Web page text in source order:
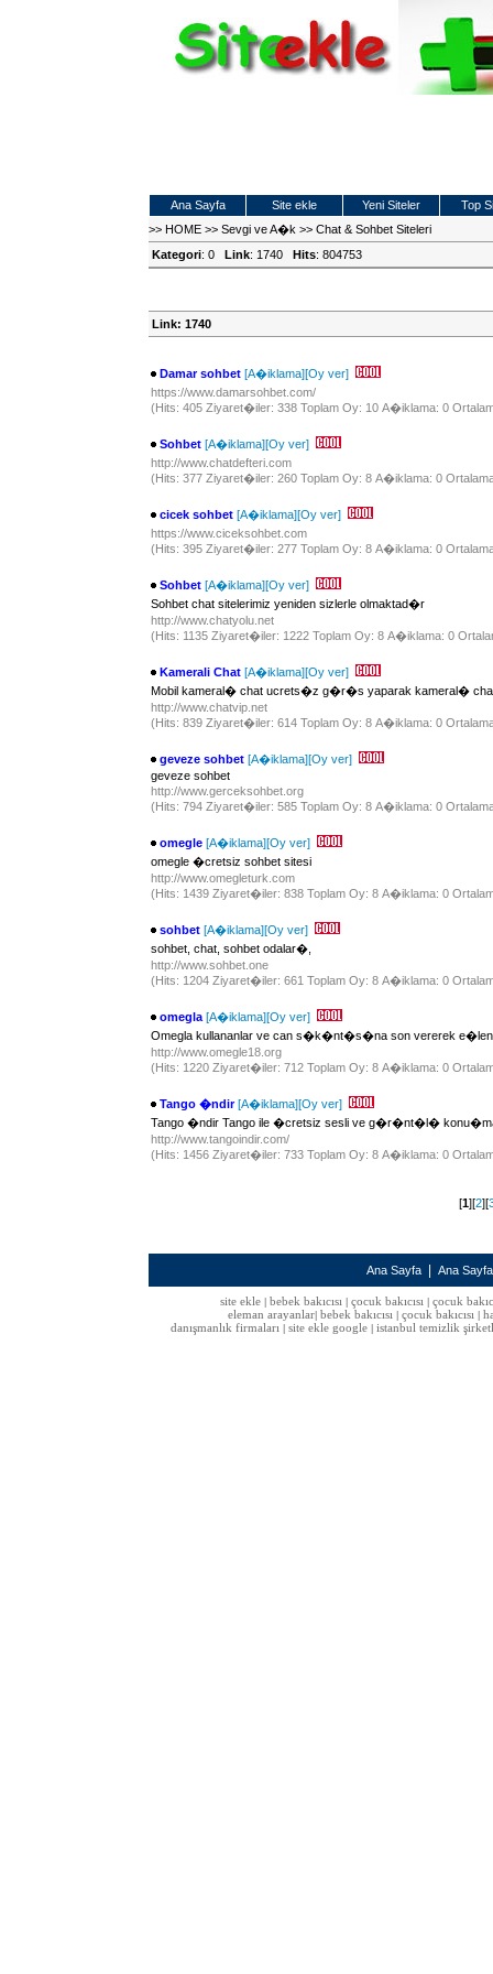
Ana Sayfa Site ekle Yeni Siteler
Top
>> HOME >> Sevgi ve A�k >> Chat & Sohbet Siteleri
Kategori: 0 Link: 1740 Hits: 804753
Link: 1740
Damar sohbet [A�iklama][Oy ver]
https://www.damarsohbet.com/
(Hits: 405 Ziyaret�iler: 338 Toplam Oy: 10 A�iklama: 0
Sohbet [A�iklama][Oy ver]
http://www.chatdefteri.com
(Hits: 377 Ziyaret�iler: 260 Toplam Oy: 8 A�iklama: 0
cicek sohbet [A�iklama][Oy ver]
https://www.ciceksohbet.com
(Hits: 395 Ziyaret�iler: 277 Toplam Oy: 8 A�iklama: 0
Sohbet [A�iklama][Oy ver]
Sohbet chat sitelerimiz yeniden sizlerle olmaktad�r
http://www.chatyolu.net
(Hits: 1135 Ziyaret�iler: 1222 Toplam Oy: 8 A�iklama: 0
Kamerali Chat [A�iklama][Oy ver]
Mobil kameral� chat ucrets�z g�r�s yaparak kameral�
http://www.chatvip.net
(Hits: 839 Ziyaret�iler: 614 Toplam Oy: 8 A�iklama: 0
geveze sohbet [A�iklama][Oy ver]
geveze sohbet
http://www.gerceksohbet.org
(Hits: 794 Ziyaret�iler: 585 Toplam Oy: 8 A�iklama: 0
omegle [A�iklama][Oy ver]
omegle �cretsiz sohbet sitesi
http://www.omegleturk.com
(Hits: 1439 Ziyaret�iler: 838 Toplam Oy: 8 A�iklama: 0
sohbet [A�iklama][Oy ver]
sohbet, chat, sohbet odalar�,
http://www.sohbet.one
(Hits: 1204 Ziyaret�iler: 661 Toplam Oy: 8 A�iklama: 0
omegla [A�iklama][Oy ver]
Omegla kullananlar ve can s�k�nt�s�na son vererek
http://www.omegle18.org
(Hits: 1220 Ziyaret�iler: 712 Toplam Oy: 8 A�iklama: 0
Tango �ndir [A�iklama][Oy ver]
Tango �ndir Tango ile �cretsiz sesli ve g�r�nt�l�
http://www.tangoindir.com/
(Hits: 1456 Ziyaret�iler: 733 Toplam Oy: 8 A�iklama: 0
[1][2][
Ana Sayfa Ana
site ekle| bebek bakıcısı| çocuk bakıcısı| çocuk
eleman arayanlar bebek bakıcısı çocuk bakıcısı
danışmanlık firmaları
site ekle google istanbul temizlik